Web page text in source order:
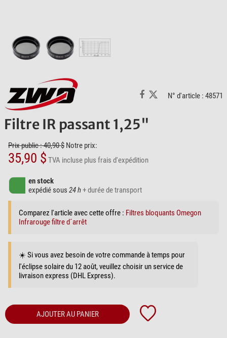
N° d'article : 48571
Filtre IR passant 1,25"
Prix public : 40,90 $ Notre prix:
35,90 $ TVA incluse plus frais d'expédition
en stock
expédié sous 24 h+ durée de transport
Comparez l'article avec cette offre : Filtres bloquants Omegon
Infrarouge filtre d´arrêt
☀️ Si vous avez besoin de votre commande à temps pour
l'éclipse solaire du 12 août, veuillez choisir un service de
livraison express (DHL Express).
AJOUTER AU PANIER